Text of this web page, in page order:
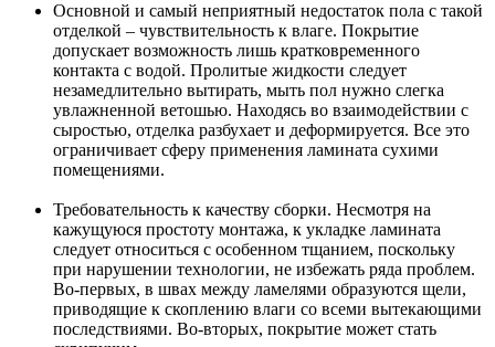
Основной и самый неприятный недостаток пола с такой
отделкой – чувствительность к влаге. Покрытие
допускает возможность лишь кратковременного
контакта с водой. Пролитые жидкости следует
незамедлительно вытирать, мыть пол нужно слегка
увлажненной ветошью. Находясь во взаимодействии с
сыростью, отделка разбухает и деформируется. Все это
ограничивает сферу применения ламината сухими
помещениями.
Требовательность к качеству сборки. Несмотря на
кажущуюся простоту монтажа, к укладке ламината
следует относиться с особенном тщанием, поскольку
при нарушении технологии, не избежать ряда проблем.
Во-первых, в швах между ламелями образуются щели,
приводящие к скоплению влаги со всеми вытекающими
последствиями. Во-вторых, покрытие может стать